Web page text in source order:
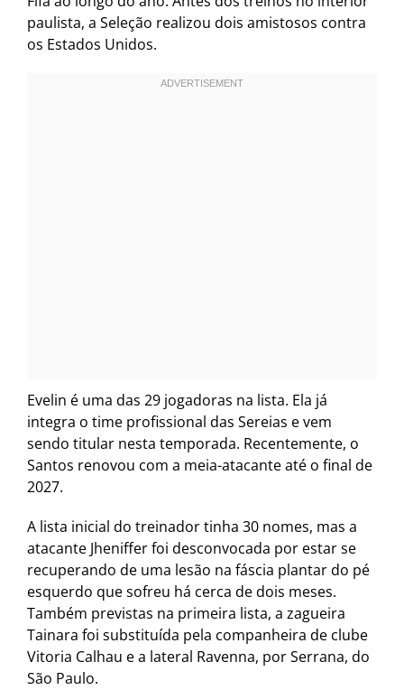
paulista, a Seleção realizou dois amistosos contra
os Estados Unidos.
Evelin é uma das 29 jogadoras na lista. Ela já
integra o time profissional das Sereias e vem
sendo titular nesta temporada. Recentemente, o
Santos renovou com a meia-atacante até o final de
2027.
A lista inicial do treinador tinha 30 nomes, mas a
atacante Jheniffer foi desconvocada por estar se
recuperando de uma lesão na fáscia plantar do pé
esquerdo que sofreu há cerca de dois meses.
Também previstas na primeira lista, a zagueira
Tainara foi substituída pela companheira de clube
Vitoria Calhau e a lateral Ravenna, por Serrana, do
São Paulo.